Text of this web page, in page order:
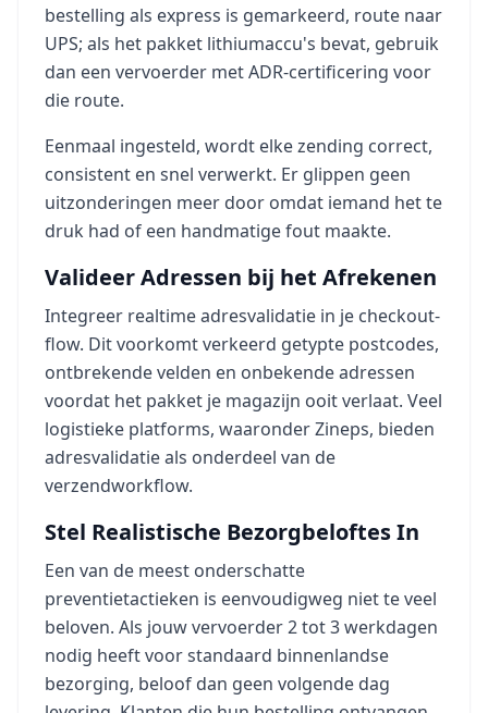
bestelling als express is gemarkeerd, route naar
UPS; als het pakket lithiumaccu's bevat, gebruik
dan een vervoerder met ADR-certificering voor
die route.
Eenmaal ingesteld, wordt elke zending correct,
consistent en snel verwerkt. Er glippen geen
uitzonderingen meer door omdat iemand het te
druk had of een handmatige fout maakte.
Valideer Adressen bij het Afrekenen
Integreer realtime adresvalidatie in je checkout-
flow. Dit voorkomt verkeerd getypte postcodes,
ontbrekende velden en onbekende adressen
voordat het pakket je magazijn ooit verlaat. Veel
logistieke platforms, waaronder Zineps, bieden
adresvalidatie als onderdeel van de
verzendworkflow.
Stel Realistische Bezorgbeloftes In
Een van de meest onderschatte
preventietactieken is eenvoudigweg niet te veel
beloven. Als jouw vervoerder 2 tot 3 werkdagen
nodig heeft voor standaard binnenlandse
bezorging, beloof dan geen volgende dag